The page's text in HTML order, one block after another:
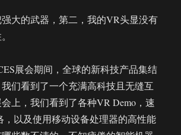
验
间、
多
人，
但
没
有
大的武器，第二，我的VR头显没有
展会期间，全球的新科技产品集结
们看到了一个充满高科技且无缝互
上，我们看到了各种VR Demo，速
，以及使用移动设备处理器的高性能